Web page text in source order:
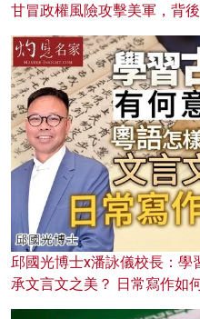
甘冒政權風險攻擊美軍，背
邱國光博士x潘詠儀校長：學
承文言文之美？ 日常寫作如